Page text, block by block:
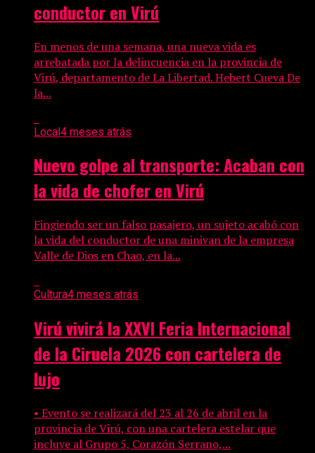
conductor en Virú
En menos de una semana, una nueva vida es
arrebatada por la delincuencia en la provincia de
Virú, departamento de La Libertad. Hebert Cueva De
la...
Local4 meses atrás
Nuevo golpe al transporte: Acaban con
la vida de chofer en Virú
Fingiendo ser un falso pasajero, un sujeto acabó con
la vida del conductor de una minivan de la empresa
Valle de Dios en Chao, en la...
Cultura4 meses atrás
Virú vivirá la XXVI Feria Internacional
de la Ciruela 2026 con cartelera de
lujo
• Evento se realizará del 23 al 26 de abril en la
provincia de Virú, con una cartelera estelar que
incluye al Grupo 5, Corazón Serrano,...